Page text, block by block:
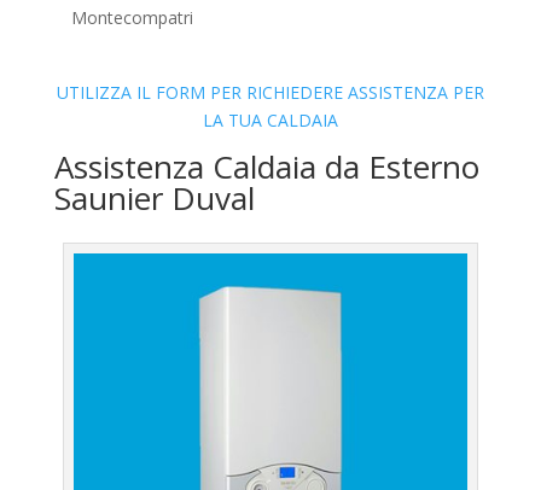
Montecompatri
UTILIZZA IL FORM PER RICHIEDERE ASSISTENZA PER
LA TUA CALDAIA
Assistenza Caldaia da Esterno
Saunier Duval